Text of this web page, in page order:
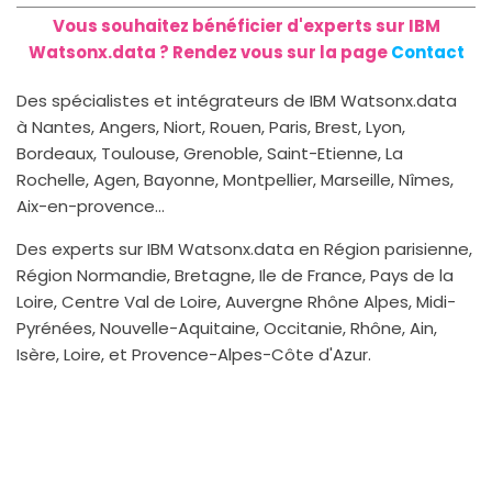
Vous souhaitez bénéficier d'experts sur IBM
Watsonx.data ? Rendez vous sur la pageContact
Des spécialistes et intégrateurs de IBM Watsonx.data
à Nantes, Angers, Niort, Rouen, Paris, Brest, Lyon,
Bordeaux, Toulouse, Grenoble, Saint-Etienne, La
Rochelle, Agen, Bayonne, Montpellier, Marseille, Nîmes,
Aix-en-provence...
Des experts sur IBM Watsonx.data en Région parisienne,
Région Normandie, Bretagne, Ile de France, Pays de la
Loire, Centre Val de Loire, Auvergne Rhône Alpes, Midi-
Pyrénées, Nouvelle-Aquitaine, Occitanie, Rhône, Ain,
Isère, Loire, et Provence-Alpes-Côte d'Azur.